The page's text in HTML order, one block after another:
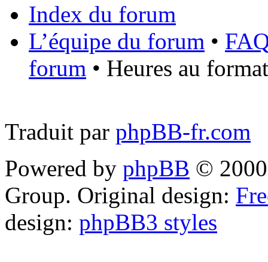
Index du forum
L’équipe du forum •
forum • Heures au
Traduit par phpBB-fr.com
Powered by phpBB ©
Group. Original design:
design: phpBB3 styles